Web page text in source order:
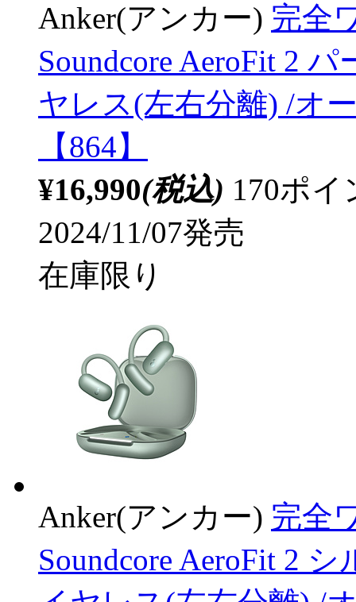
Anker(アンカー) 完全
Soundcore AeroFit 2
ヤレス(左右分離) /オ
【864】
¥16,990(税込) 170ポ
2024/11/07発売
在庫限り
Anker(アンカー) 完全
Soundcore AeroFit 2